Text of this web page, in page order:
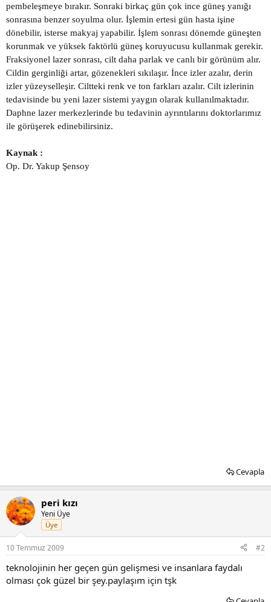
pembeleşmeye bırakır. Sonraki birkaç gün çok ince güneş yanığı
sonrasına benzer soyulma olur. İşlemin ertesi gün hasta işine
dönebilir, isterse makyaj yapabilir. İşlem sonrası dönemde güneşten
korunmak ve yüksek faktörlü güneş koruyucusu kullanmak gerekir.
Fraksiyonel lazer sonrası, cilt daha parlak ve canlı bir görünüm alır.
Cildin gerginliği artar, gözenekleri sıkılaşır. İnce izler azalır, derin
izler yüzeyselleşir. Ciltteki renk ve ton farkları azalır. Cilt izlerinin
tedavisinde bu yeni lazer sistemi yaygın olarak kullanılmaktadır.
Daphne lazer merkezlerinde bu tedavinin ayrıntılarını doktorlarımız
ile görüşerek edinebilirsiniz.
Kaynak :
Op. Dr. Yakup Şensoy
Cevapla
peri kızı
Yeni Üye
Üye
10 Temmuz 2009 #2
teknolojinin her geçen gün gelişmesi ve insanlara faydalı
olması çok güzel bir şey.paylaşım için tşk